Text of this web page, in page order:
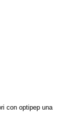
con optipep una